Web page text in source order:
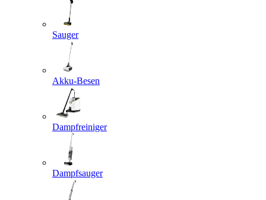
Sauger
Akku-Besen
Dampfreiniger
Dampfsauger